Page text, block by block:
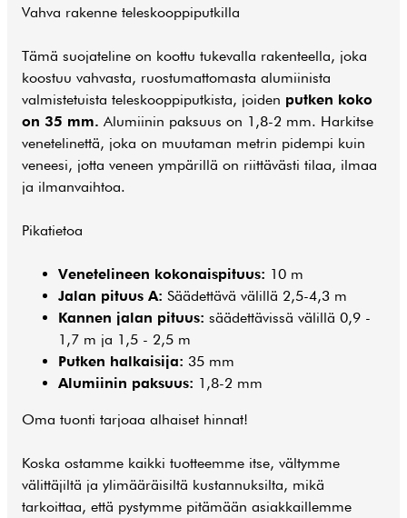
Vahva rakenne teleskooppiputkilla
Tämä suojateline on koottu tukevalla rakenteella, joka
koostuu vahvasta, ruostumattomasta alumiinista
valmistetuista teleskooppiputkista, joiden putken koko
on 35 mm. Alumiinin paksuus on 1,8-2 mm. Harkitse
venetelinettä, joka on muutaman metrin pidempi kuin
veneesi, jotta veneen ympärillä on riittävästi tilaa, ilmaa
ja ilmanvaihtoa.
Pikatietoa
Venetelineen kokonaispituus: 10 m
Jalan pituus A: Säädettävä välillä 2,5-4,3 m
Kannen jalan pituus: säädettävissä välillä 0,9 -
1,7 m ja 1,5 - 2,5 m
Putken halkaisija: 35 mm
Alumiinin paksuus: 1,8-2 mm
Oma tuonti tarjoaa alhaiset hinnat!
Koska ostamme kaikki tuotteemme itse, vältymme
välittäjiltä ja ylimääräisiltä kustannuksilta, mikä
tarkoittaa, että pystymme pitämään asiakkaillemme